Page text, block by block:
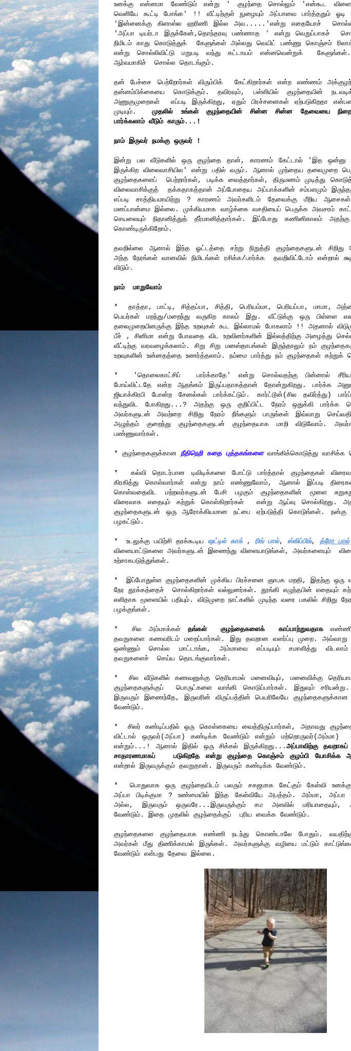
உனக்கு என்னமா வேண்டும் என்று ' குழந்தை சொல்லும் 'என்கூட
வெளியே கூட்டி போங்க' !! வீட்டிற்குள் நுழையும் அப்பாவை பார்த்ததும் ஓடி
'இன்னைக்கு கிளாஸ்ல ஹரிணி இல்ல அவ.....'என்று எதையோச் சொல்ல
'அப்பா டியர்டா இருக்கேன்,தொந்தரவு பண்ணாத ' என்று வெறுப்பாகச்
நிமிடம் காது கொடுத்துக் கேளுங்கள் அல்லது வெயிட் பண்ணு கொஞ்சம்
என்று சொல்லிவிட்டு மறுபடி வந்து கட்டாயம் என்னவென்றுக் கேளுங்கள்.
ஆர்வமாகிச் சொல்ல தொடங்கும்.
தன் பேச்சை பெற்றோர்கள் விரும்பிக் கேட்கிறார்கள் என்ற எண்ணம்
தன்னம்பிக்கையை கொடுக்கும். தவிரவும், பள்ளியில் குழந்தையின்
அணுகுமுறைகள் எப்படி இருக்கிறது, ஏதும் பிரச்சனைகள் ஏற்படுகிறதா
முடியும்.முதலில் உங்கள் குழந்தையின் சின்ன சின்ன தேவையை
பார்க்கலாம் வீடும் காரும்...!
நாம் இருவர் நமக்கு ஒருவர் !
இன்று பல வீடுகளில் ஒரு குழந்தை தான், காரணம் கேட்டால் 'இத ஒன்னு
இருக்கிற விலைவாசியில' என்று பதில் வரும். ஆனால் முந்தைய தலைமுறை
குழந்தைகளைப் பெற்றார்கள், படிக்க வைத்தார்கள், திருமணம் முடித்து
விலைவாசிக்குத் தக்கதாகத்தான் அப்போதைய அப்பாக்களின் சம்பளமும்
எப்படி சாத்தியமாயிற்று ? காரணம் அவர்களிடம் தேவைக்கு மீறிய
மனப்பான்மை இல்லை. முக்கியமாக வாழ்க்கை வசதியைப் பெருக்க அவசரம்
செயலையும் நிதானித்துத் தீர்மானித்தார்கள். இப்போது கணினிகாலம்
கொண்டிருக்கிறோம்.
தவறில்லை ஆனால் இந்த ஓட்டத்தை சற்று நிறுத்தி குழந்தைகளுடன் சிறிது
அந்த நேரங்கள் வானவில் நிமிடங்கள் ரசிக்க/பார்க்க தவறிவிட்டோம் என்றால்
விடும்.
நாம் மாறுவோம்
* தாத்தா, பாட்டி, சித்தப்பா, சித்தி, பெரியம்மா, பெரியப்பா, மாமா,
பெயர்கள் மறந்து/மறைந்து வருகிற காலம் இது. வீட்டுக்கு ஒரு பிள்ளை
தலைமுறையினருக்கு இந்த உறவுகள் கூட இல்லாமல் போகலாம் !! அதனால்
பீச் , சினிமா என்று போவதை விட உறவினர்களின் இல்லத்திற்கு அழைத்து
வீட்டிற்கு வரவழைக்கலாம். சிறு சிறு மனஸ்தாபங்கள் இருந்தாலும் நம்
உறவுகளின் உன்னதத்தை உணர்த்தலாம். நம்மை பார்த்து நம் குழந்தைகள் கற்றுக்
* 'தொலைகாட்சிப் பார்க்காதே' என்று சொல்வதற்கு பின்னால் சீரியல்
போய்விட்டதே என்ற ஆதங்கம் இருப்பதாகத்தான் தோன்றுகிறது. பார்க்க
ஜியாக்கிரபி போன்ற சேனல்கள் பார்க்கட்டும். கார்ட்டூன்(சில தவிர்த்து)
வந்துவிட போகிறது...? அதற்கு ஒரு குறிப்பிட்ட நேரம் ஒதுக்கி பார்க்க
அவர்களுடன் அவற்றை சிறிது நேரம் நீங்களும் பாருங்கள் இவ்வாறு
அழுத்தம் குறைந்து குழந்தைகளுடன் குழந்தையாக மாறி விடுவோம்.
பண்ணுவார்கள்.
* குழந்தைகளுக்கான நீதிநெறி கதை புத்தகங்களை வாங்கிக்கொடுத்து
* கல்வி தொடர்பான டிவிடிக்களை போட்டு பார்த்தால் குழந்தைகள்
கிரகித்து கொள்வார்கள் என்று நாம் எண்ணுவோம், ஆனால் இப்படி
கொள்வதைவிட மற்றவர்களுடன் பேசி பழகும் குழந்தைகளின் மூளை
விரைவாக எதையும் கற்றுக் கொள்கிறார்கள் என்று ஆய்வு சொல்கிறது.
குழந்தைகளுடன் ஒரு ஆரோக்கியமான நட்பை ஏற்படுத்தி கொடுங்கள். நன்கு
பழகட்டும்.
* உடலுக்கு பயிற்சி தரக்கூடிய ஷட்டில் காக், ரிங் பால், ஸ்கிப்பிங், த்ரோ பால்
விளையாட்டுகளை அவர்களுடன் இணைந்து விளையாடுங்கள், அவர்களையும்
உற்சாகபடுத்துங்கள்.
* இப்போதுள்ள குழந்தைகளின் முக்கிய பிரச்சனை ஞாபக மறதி, இதற்கு ஒரு
நேர தூக்கத்தைச் சொல்கிறார்கள் வல்லுனர்கள். தூங்கி எழுந்தபின் எதையும்
எளிதாக மூளையில் பதியும். விடுமுறை நாட்களில் முடிந்த வரை பகலில் சிறிது
பழக்குங்கள்.
* சில அம்மாக்கள் தங்கள் குழந்தைகளைக் காப்பாற்றுவதாக எண்ணி
தவறுகளை கணவரிடம் மறைப்பார்கள். இது தவறான வளர்ப்பு முறை. அவ்வாறு
ஒண்ணும் சொல்ல மாட்டாங்க, அம்மாவை எப்படியும் சமாளித்து விடலாம்
தவறுகளைச் செய்ய தொடங்குவார்கள்.
* சில வீடுகளில் கணவனுக்கு தெரியாமல் மனைவியும், மனைவிக்கு
குழந்தைகளுக்குப் பொருட்களை வாங்கி கொடுப்பார்கள். இதுவும் சரியன்று.
இருவரும் இணைந்தே, இருவரின் விருப்பத்தின் பெயரிலேயே
வேண்டும்.
* சிலர் கண்டிப்பதில் ஒரு கொள்கையை வைத்திருப்பார்கள், அதாவது
விட்டால் ஒருவர்(அப்பா) கண்டிக்க வேண்டும் என்றும் மற்றொருவர்(அம்மா)
என்றும்...! ஆனால் இதில் ஒரு சிக்கல் இருக்கிறது... அப்பாவிற்கு
சாதாரணமாகப் படுகிறதே என்று குழந்தை கொஞ்சம் குழம்பி யோசிக்க
என்றால் இருவருக்கும் தவறுதான். இருவரும் கண்டிக்க வேண்டும்.
* பொதுவாக ஒரு குழந்தையிடம் பலரும் சகஜமாக கேட்கும் கேள்வி உனக்கு
அப்பா பிடிக்குமா ? உண்மையில் இந்த கேள்வியே அபத்தம். அம்மா, அப்பா
அல்ல, இருவரும் ஒருவரே...இருவருக்கும் சம அளவில் மரியாதையும்,
வேண்டும். இதை முதலில் குழந்தைக்குப் புரிய வைக்க வேண்டும்.
குழந்தைகளை குழந்தையாக எண்ணி நடந்து கொண்டாலே போதும். வயதிற்கு
அவர்கள் மீது திணிக்காமல் இருங்கள். அவர்களுக்கு வழியை மட்டும்
வேண்டும் என்பது தேவை இல்லை.